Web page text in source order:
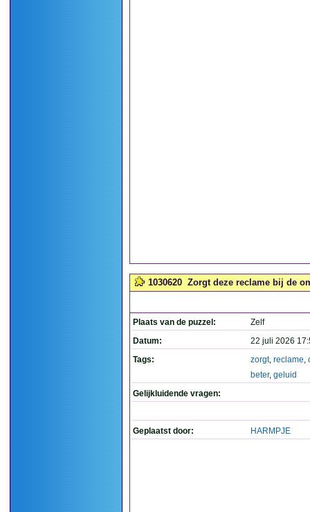
1030620 Zorgt deze reclame bij de
Plaats van de puzzel:
Zelf
Datum:
22 juli 2026
Tags:
zorgt, reclame,
beter, geluid
Gelijkluidende vragen:
Geplaatst door: HARMPJE